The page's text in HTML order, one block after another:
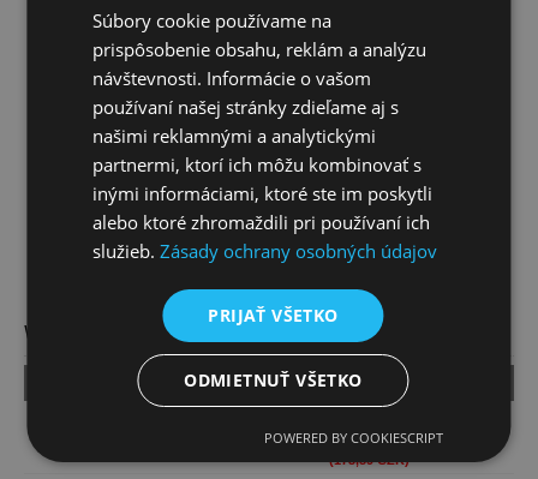
Varianty tovaru
Dostupnosť
6,77 €s DPH
(173,59 CZK)
Súbory cookie používame na
prispôsobenie obsahu, reklám a analýzu
návštevnosti. Informácie o vašom
používaní našej stránky zdieľame aj s
našimi reklamnými a analytickými
partnermi, ktorí ich môžu kombinovať s
inými informáciami, ktoré ste im poskytli
alebo ktoré zhromaždili pri používaní ich
služieb.Zásady ochrany osobných údajov
PRIJAŤ VŠETKO
ODMIETNUŤ VŠETKO
POWERED BY COOKIESCRIPT